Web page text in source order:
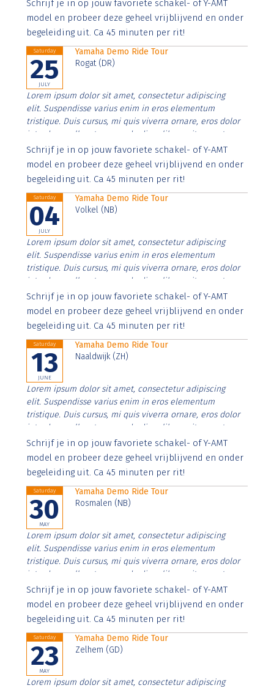
imperdiet. Nunc ut sem vitae risus tristique posuere.
Schrijf je in op jouw favoriete schakel- of Y-AMT
model en probeer deze geheel vrijblijvend en onder
begeleiding uit. Ca 45 minuten per rit!
Saturday
25
JULY
Yamaha Demo Ride Tour
Rogat (DR)
Lorem ipsum dolor sit amet, consectetur adipiscing
elit. Suspendisse varius enim in eros elementum
tristique. Duis cursus, mi quis viverra ornare, eros dolor
interdum nulla, ut commodo diam libero vitae erat.
Aenean faucibus nibh et justo cursus id rutrum lorem
imperdiet. Nunc ut sem vitae risus tristique posuere.
Schrijf je in op jouw favoriete schakel- of Y-AMT
model en probeer deze geheel vrijblijvend en onder
begeleiding uit. Ca 45 minuten per rit!
Saturday
04
JULY
Yamaha Demo Ride Tour
Volkel (NB)
Lorem ipsum dolor sit amet, consectetur adipiscing
elit. Suspendisse varius enim in eros elementum
tristique. Duis cursus, mi quis viverra ornare, eros dolor
interdum nulla, ut commodo diam libero vitae erat.
Aenean faucibus nibh et justo cursus id rutrum lorem
imperdiet. Nunc ut sem vitae risus tristique posuere.
Schrijf je in op jouw favoriete schakel- of Y-AMT
model en probeer deze geheel vrijblijvend en onder
begeleiding uit. Ca 45 minuten per rit!
Saturday
13
JUNE
Yamaha Demo Ride Tour
Naaldwijk (ZH)
Lorem ipsum dolor sit amet, consectetur adipiscing
elit. Suspendisse varius enim in eros elementum
tristique. Duis cursus, mi quis viverra ornare, eros dolor
interdum nulla, ut commodo diam libero vitae erat.
Aenean faucibus nibh et justo cursus id rutrum lorem
imperdiet. Nunc ut sem vitae risus tristique posuere.
Schrijf je in op jouw favoriete schakel- of Y-AMT
model en probeer deze geheel vrijblijvend en onder
begeleiding uit. Ca 45 minuten per rit!
Saturday
30
MAY
Yamaha Demo Ride Tour
Rosmalen (NB)
Lorem ipsum dolor sit amet, consectetur adipiscing
elit. Suspendisse varius enim in eros elementum
tristique. Duis cursus, mi quis viverra ornare, eros dolor
interdum nulla, ut commodo diam libero vitae erat.
Aenean faucibus nibh et justo cursus id rutrum lorem
imperdiet. Nunc ut sem vitae risus tristique posuere.
Schrijf je in op jouw favoriete schakel- of Y-AMT
model en probeer deze geheel vrijblijvend en onder
begeleiding uit. Ca 45 minuten per rit!
Saturday
23
MAY
Yamaha Demo Ride Tour
Zelhem (GD)
Lorem ipsum dolor sit amet, consectetur adipiscing